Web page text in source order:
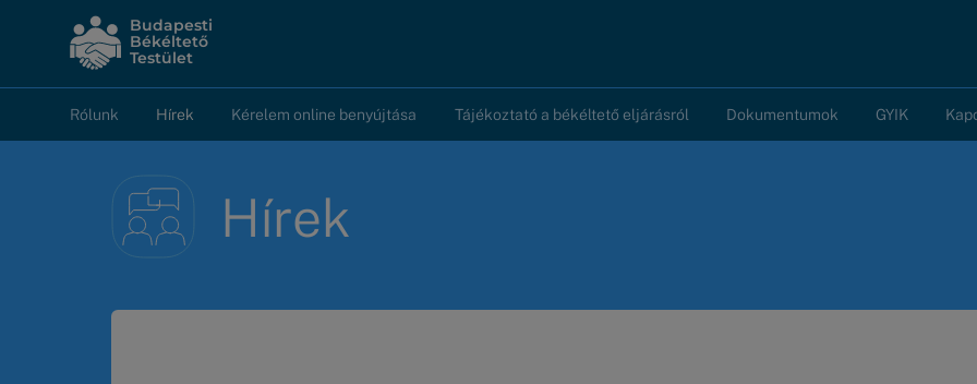
tartalomra
Budapesti
Békéltető
Testület
Fő
navigáció
Rólunk Hírek Kérelem online benyújtása Tájékoztató a békéltető eljárásról Dokumentumok GYIK
Hírek